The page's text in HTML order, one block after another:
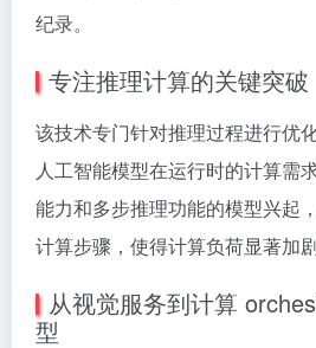
纪录。
专注推理计算的关键突破
该技术专门针对推理过程进行
人工智能模型在运行时的计算需
能力和多步推理功能的模型兴起
计算步骤，使得计算负荷显著加剧
从视觉服务到计算
型